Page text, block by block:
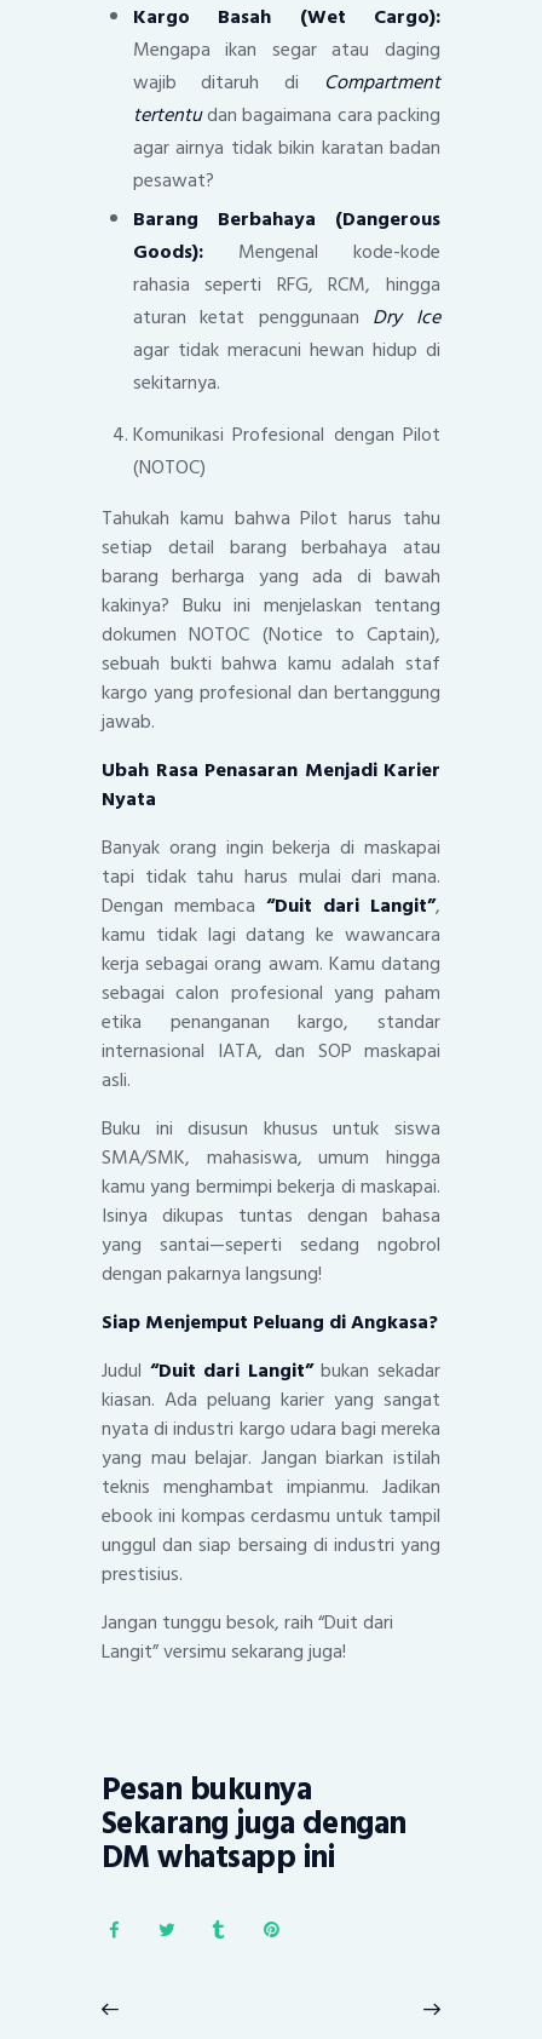
Kargo Basah (Wet Cargo):
Mengapa ikan segar atau daging
wajib ditaruh di Compartment
tertentudan bagaimana cara packing
agar airnya tidak bikin karatan badan
pesawat?
Barang Berbahaya (Dangerous
Goods):Mengenal kode-kode
rahasia seperti RFG, RCM, hingga
aturan ketat penggunaan Dry Ice
agar tidak meracuni hewan hidup di
sekitarnya.
Komunikasi Profesional dengan Pilot
(NOTOC)
Tahukah kamu bahwa Pilot harus tahu
setiap detail barang berbahaya atau
barang berharga yang ada di bawah
kakinya? Buku ini menjelaskan tentang
dokumen NOTOC (Notice to Captain),
sebuah bukti bahwa kamu adalah staf
kargo yang profesional dan bertanggung
jawab.
Ubah Rasa Penasaran Menjadi Karier
Nyata
Banyak orang ingin bekerja di maskapai
tapi tidak tahu harus mulai dari mana.
Dengan membaca “Duit dari Langit”,
kamu tidak lagi datang ke wawancara
kerja sebagai orang awam. Kamu datang
sebagai calon profesional yang paham
etika penanganan kargo, standar
internasional IATA, dan SOP maskapai
asli.
Buku ini disusun khusus untuk siswa
SMA/SMK, mahasiswa, umum hingga
kamu yang bermimpi bekerja di maskapai.
Isinya dikupas tuntas dengan bahasa
yang santai—seperti sedang ngobrol
dengan pakarnya langsung!
Siap Menjemput Peluang di Angkasa?
Judul “Duit dari Langit”bukan sekadar
kiasan. Ada peluang karier yang sangat
nyata di industri kargo udara bagi mereka
yang mau belajar. Jangan biarkan istilah
teknis menghambat impianmu. Jadikan
ebook ini kompas cerdasmu untuk tampil
unggul dan siap bersaing di industri yang
prestisius.
Jangan tunggu besok, raih “Duit dari
Langit” versimu sekarang juga!
Pesan bukunya
Sekarang juga dengan
DM whatsapp ini
navigation